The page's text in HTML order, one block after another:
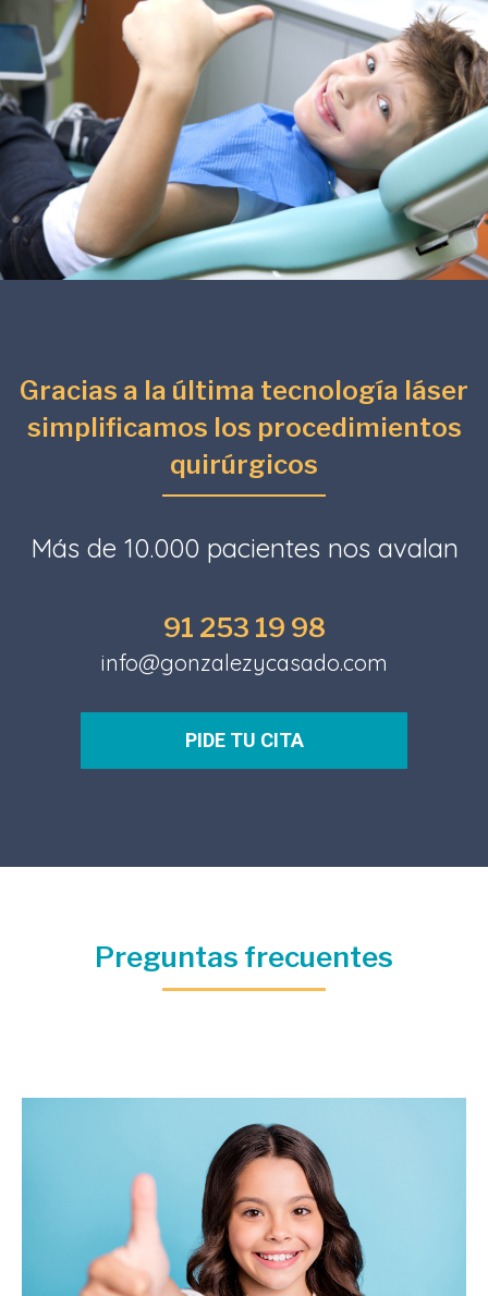
Gracias a la última tecnología láser
simplificamos los procedimientos
quirúrgicos
Más de 10.000 pacientes nos avalan
91 253 19 98
info@gonzalezycasado.com
PIDE TU CITA
Preguntas frecuentes